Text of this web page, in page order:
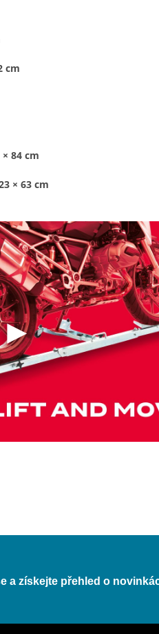
cm
× 84 cm
× 63 cm
a získejte přehled o